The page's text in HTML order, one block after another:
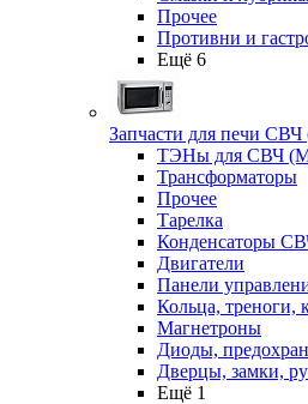
Прочее
Противни и
Ещё 6
Запчасти для печи
ТЭНы для СВЧ
Трансформаторы
Прочее
Тарелка
Конденсаторы
Двигатели
Панели
Кольца, треноги,
Магнетроны
Диоды,
Дверцы, замки,
Ещё 1